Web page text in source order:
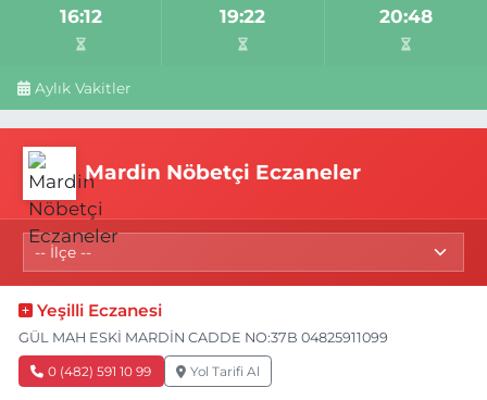
16:12 19:22 20:48
Aylık Vakitler
Mardin Nöbetçi Eczaneler
Yeşilli Eczanesi
GÜL MAH ESKİ MARDİN CADDE NO:37B 04825911099
0 (482) 591 10 99 Yol Tarifi Al